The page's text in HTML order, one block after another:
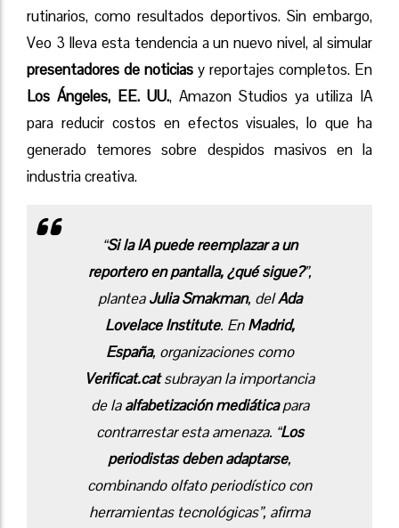
rutinarios, como resultados deportivos. Sin embargo,
Veo 3 lleva esta tendencia a un nuevo nivel, al simular
presentadores de noticias y reportajes completos. En
Los Ángeles, EE. UU., Amazon Studios ya utiliza IA
para reducir costos en efectos visuales, lo que ha
generado temores sobre despidos masivos en la
industria creativa.
“Si la IA puede reemplazar a un
reportero en pantalla, ¿qué sigue?”,
planteaJulia Smakman, delAda
Lovelace Institute. EnMadrid,
España, organizaciones como
Verificat.catsubrayan la importancia
de laalfabetización mediáticapara
contrarrestar esta amenaza. “Los
periodistas deben adaptarse,
combinando olfato periodístico con
herramientas tecnológicas”, afirma